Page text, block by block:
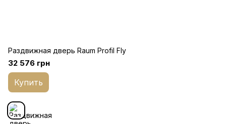
Раздвижная дверь Raum Profil Fly
32 576 грн
Купить